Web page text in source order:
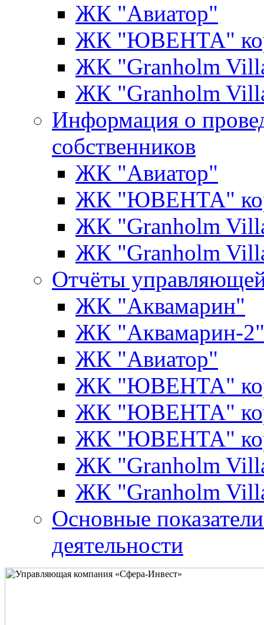
ЖК "Авиатор"
ЖК "ЮВЕНТА"
ЖК "Granholm
ЖК "Granholm
Информация о
собственников
ЖК "Авиатор"
ЖК "ЮВЕНТА"
ЖК "Granholm
ЖК "Granholm
Отчёты
ЖК "Аквамарин"
ЖК "Аквамарин-2"
ЖК "Авиатор"
ЖК "ЮВЕНТА"
ЖК "ЮВЕНТА"
ЖК "ЮВЕНТА"
ЖК "Granholm
ЖК "Granholm
Основные
деятельности